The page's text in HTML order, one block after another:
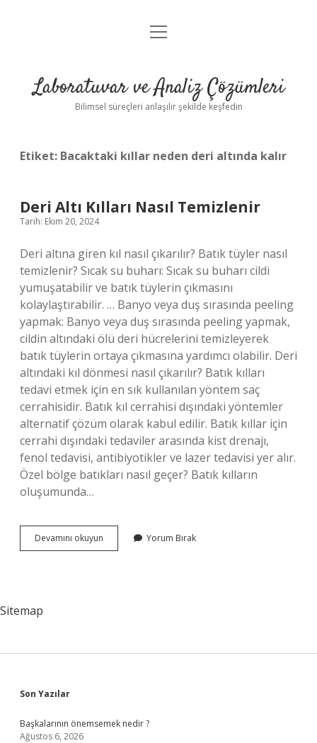
Anasayfa
Yasal Uyarı
menüyü
Laboratuvar ve Analiz Çözümleri
Bilimsel süreçleri anlaşılır şekilde keşfedin
Etiket: Bacaktaki kıllar neden deri altında kalır
Deri Altı Kılları Nasıl Temizlenir
Tarih: Ekim 20, 2024
Deri altına giren kıl nasıl çıkarılır? Batık tüyler nasıl
temizlenir? Sıcak su buharı: Sıcak su buharı cildi
yumuşatabilir ve batık tüylerin çıkmasını
kolaylaştırabilir. … Banyo veya duş sırasında peeling
yapmak: Banyo veya duş sırasında peeling yapmak,
cildin altındaki ölü deri hücrelerini temizleyerek
batık tüylerin ortaya çıkmasına yardımcı olabilir. Deri
altındaki kıl dönmesi nasıl çıkarılır? Batık kılları
tedavi etmek için en sık kullanılan yöntem saç
cerrahisidir. Batık kıl cerrahisi dışındaki yöntemler
alternatif çözüm olarak kabul edilir. Batık kıllar için
cerrahi dışındaki tedaviler arasında kist drenajı,
fenol tedavisi, antibiyotikler ve lazer tedavisi yer alır.
Özel bölge batıkları nasıl geçer? Batık kılların
oluşumunda…
Devamını okuyun
Altı
Yorum Bırak
Sitemap
Sidebar
Son Yazılar
Başkalarının önemsemek nedir ?
Ağustos 6, 2026